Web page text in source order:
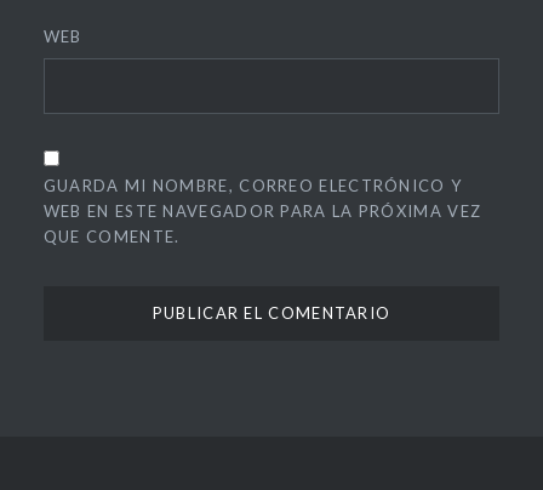
WEB
GUARDA MI NOMBRE, CORREO ELECTRÓNICO Y
WEB EN ESTE NAVEGADOR PARA LA PRÓXIMA VEZ
QUE COMENTE.